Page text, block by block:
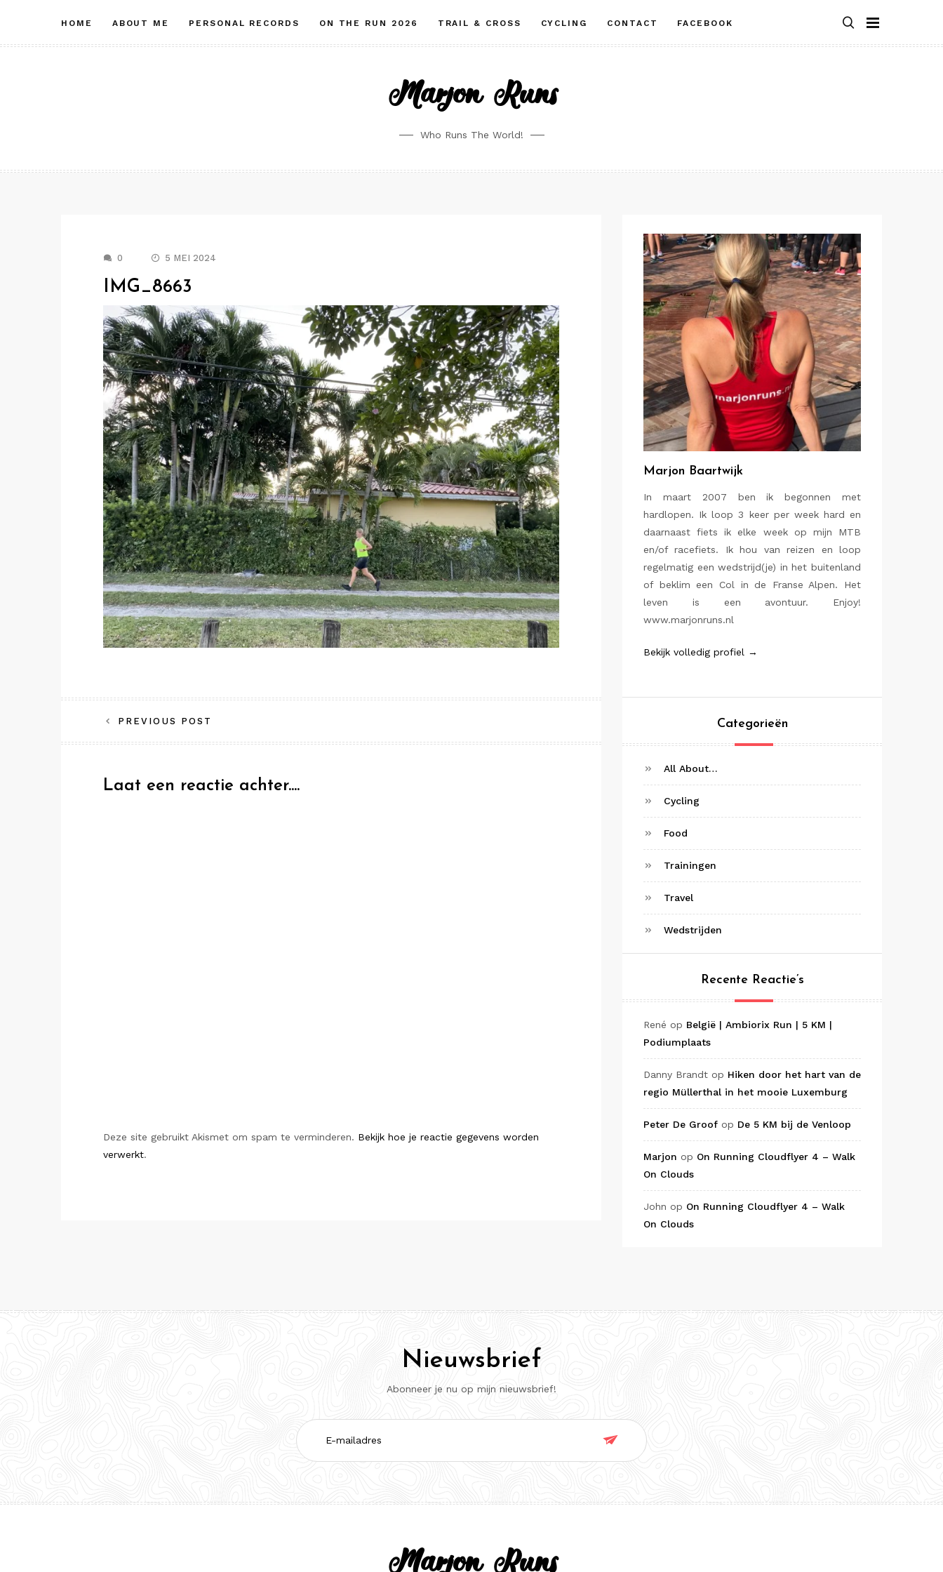
content
HOME ABOUT ME PERSONAL RECORDS ON THE RUN 2026 TRAIL & CROSS CYCLING CONTACT FACEBOOK
Marjon Runs
Who Runs The World!
0 5 MEI 2024
IMG_8663
Bericht
navigatie
PREVIOUS POST
Laat een reactie achter....
Deze site gebruikt Akismet om spam te verminderen. Bekijk hoe je reactie gegevens worden
verwerkt.
Marjon Baartwijk
In maart 2007 ben ik begonnen met
hardlopen. Ik loop 3 keer per week hard en
daarnaast fiets ik elke week op mijn MTB
en/of racefiets. Ik hou van reizen en loop
regelmatig een wedstrijd(je) in het buitenland
of beklim een Col in de Franse Alpen. Het
leven is een avontuur. Enjoy!
www.marjonruns.nl
Bekijk volledig profiel →
Categorieën
All About…
Cycling
Food
Trainingen
Travel
Wedstrijden
Recente Reactie’s
René op België | Ambiorix Run | 5 KM |
Podiumplaats
Danny Brandt op Hiken door het hart van de
regio Müllerthal in het mooie Luxemburg
Peter De Groof op De 5 KM bij de Venloop
Marjon op On Running Cloudflyer 4 – Walk
On Clouds
John op On Running Cloudflyer 4 – Walk
On Clouds
Nieuwsbrief
Abonneer je nu op mijn nieuwsbrief!
E-
mailadres

Marjon Runs